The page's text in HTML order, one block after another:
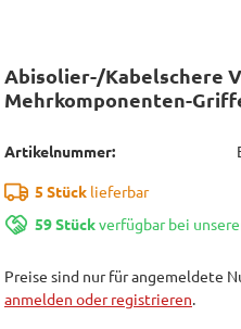
Abisolier-/Kabelschere
Mehrkomponenten-
Artikelnummer:
5 Stücklieferbar
59 Stückverfügbar bei
Preise sind nur für angemeldete
anmelden oder registrieren.